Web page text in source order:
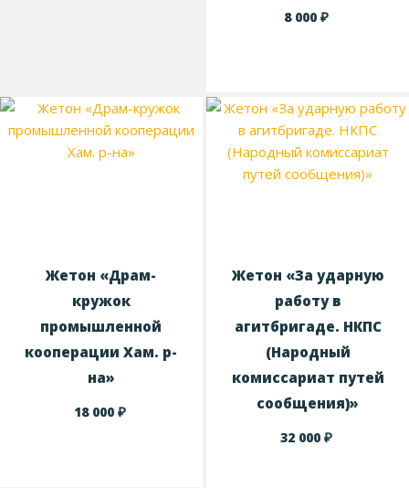
8 000₽
Жетон «Драм-
кружок
промышленной
кооперации Хам. р-
на»
18 000 ₽
Жетон «За ударную
работу в
агитбригаде. НКПС
(Народный
комиссариат путей
сообщения)»
32 000₽